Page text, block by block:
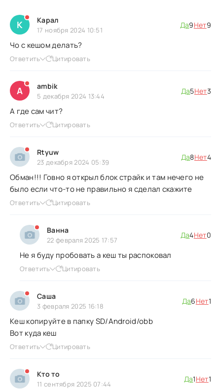
К Карал
17 ноября 2024 10:51
Да9Нет9
Чо с кешом делать?
Ответить Цитировать
A ambik
5 декабря 2024 13:44
Да5Нет3
А где сам чит?
Ответить Цитировать
Rtyuw
23 декабря 2024 05:39
Да8Нет4
Обман!!! Говно я открыл блок страйк и там нечего не
было если что-то не правильно я сделал скажите
Ответить Цитировать
Ванна
22 февраля 2025 17:57
Да4Нет0
Не я буду пробовать а кеш ты распоковал
Ответить Цитировать
Саша
3 февраля 2025 16:18
Да6Нет1
Кеш копируйте в папку SD/Android/obb
Вот куда кеш
Ответить Цитировать
Кто то
11 сентября 2025 07:44
Да1Нет1